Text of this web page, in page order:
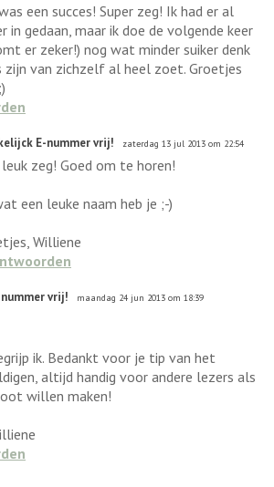
een succes! Super zeg! Ik had er al
in gedaan, maar ik doe de volgende keer
er zeker!) nog wat minder suiker denk
zijn van zichzelf al heel zoet. Groetjes
E-nummer vrij! zaterdag 13 jul 2013 om 22:54
zeg! Goed om te horen!
een leuke naam heb je ;-)
Williene
vrij! maandag 24 jun 2013 om 18:39
ik. Bedankt voor je tip van het
altijd handig voor andere lezers als
willen maken!